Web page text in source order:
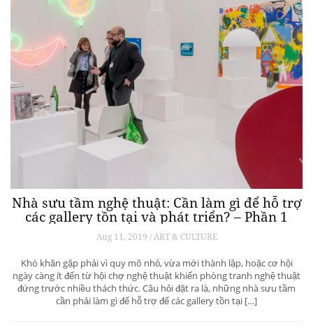
Nhà sưu tầm nghệ thuật: Cần làm gì để hỗ trợ
các gallery tồn tại và phát triển? – Phần 1
Aug 11, 2019 / ART & CULTURE
Khó khăn gặp phải vì quy mô nhỏ, vừa mới thành lập, hoặc cơ hội
ngày càng ít đến từ hội chợ nghệ thuật khiến phòng tranh nghệ thuật
đứng trước nhiều thách thức. Câu hỏi đặt ra là, những nhà sưu tầm
cần phải làm gì để hỗ trợ để các gallery tồn tại […]